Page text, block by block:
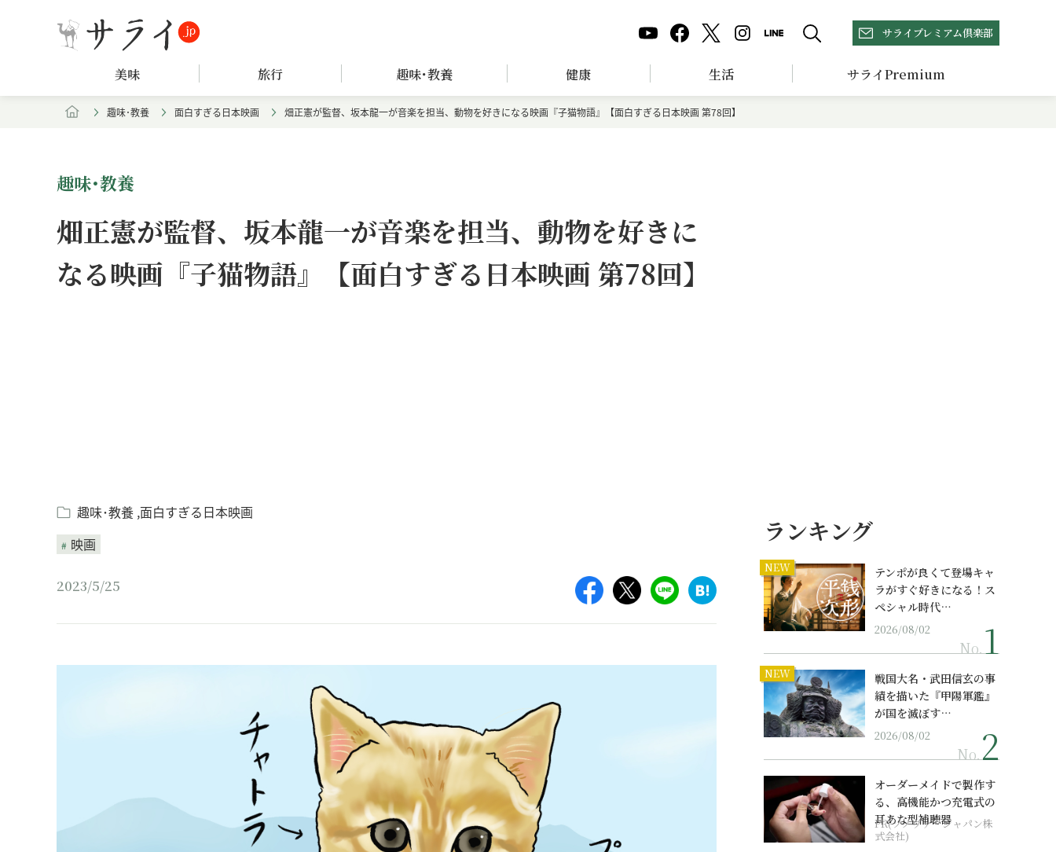
サライプレミアム倶楽部
美味 旅行 趣味･教養 健康 生活 サライPremium
趣味･教養 面白すぎる日本映画 畑正憲が監督、坂本龍一が音楽を担当、動物を好きになる映画『子猫物語』【面白すぎる日本映画 第78回】
趣味･教養
畑正憲が監督、坂本龍一が音楽を担当、動物を好きに
なる映画『子猫物語』【面白すぎる日本映画 第78回】
趣味･教養 面白すぎる日本映画
映画
2023/5/25
ランキング
NEW
テンポが良くて登場キャ
ラがすぐ好きになる！ス
ペシャル時代…
2026/08/02
No.
NEW
戦国大名・武田信玄の事
績を描いた『甲陽軍鑑』
が国を滅ぼす…
2026/08/02
No.
オーダーメイドで製作す
る、高機能かつ充電式の
耳あな型補聴器
PR(ソノヴァ・ジャパン株
式会社)